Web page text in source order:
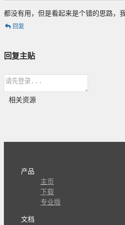
都没有用，但是看起来是个错的思路，
回复
回复主贴
相关资源
产品
主页
下载
专业版
文档